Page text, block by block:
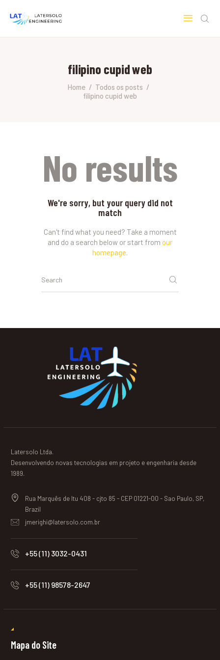
filipino cupid web
Home
Todos os posts
filipino cupid web
SOBRE A LATERSOLO
ENGINEERING
No results
We're sorry, but your query did not
match
Can't find what you need? Take a moment
and do a search below or start from our
homepage.
Latersolo Ltda.
Desenvolvendo novas tecnologias em projeto e engenharia desde
1989.
Rua Marquês de Itu 408 - cjto 85 - CEP 01221-00 - Sao Paulo, SP,
Brazil
jmerighi@latersolo.com.br
+55 (11) 3032-0431
+55 (11) 98578-2647
Mapa do Site